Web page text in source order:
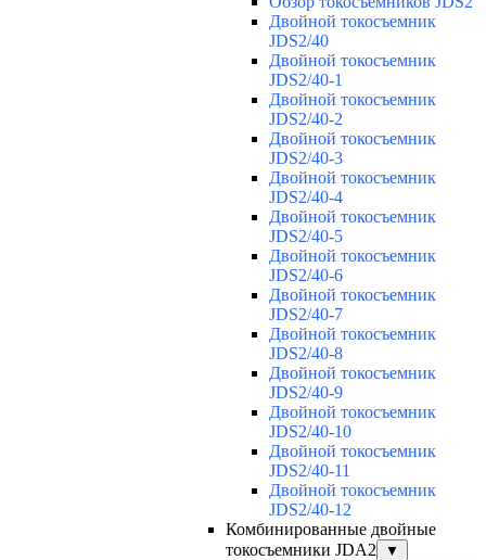
Двойной токосъемник
JDS2/40
Двойной токосъемник
JDS2/40-1
Двойной токосъемник
JDS2/40-2
Двойной токосъемник
JDS2/40-3
Двойной токосъемник
JDS2/40-4
Двойной токосъемник
JDS2/40-5
Двойной токосъемник
JDS2/40-6
Двойной токосъемник
JDS2/40-7
Двойной токосъемник
JDS2/40-8
Двойной токосъемник
JDS2/40-9
Двойной токосъемник
JDS2/40-10
Двойной токосъемник
JDS2/40-11
Двойной токосъемник
JDS2/40-12
Комбинированные двойные
токосъемники JDA2
▼